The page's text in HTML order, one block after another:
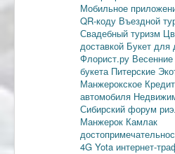
Мобильное
QR-коду Въездной
Свадебный туризм
доставкой Букет для
Флорист.ру
букета Питерские
Манжерокское
автомобиля
Сибирский форум
Манжерок Камлак
4G Yota интернет-